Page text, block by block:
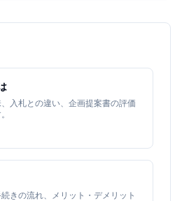
入札との違い、企画提案書の評価
きの流れ、メリット・デメリット